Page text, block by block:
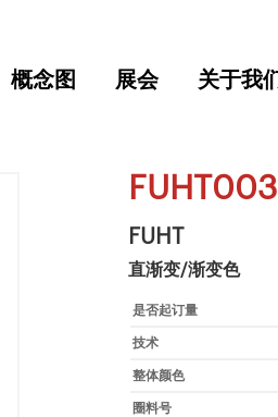
概念图 展会 关于我们
FUHT003
FUHT
直渐变/渐变色
是否起订量
技术
整体颜色
圈料号